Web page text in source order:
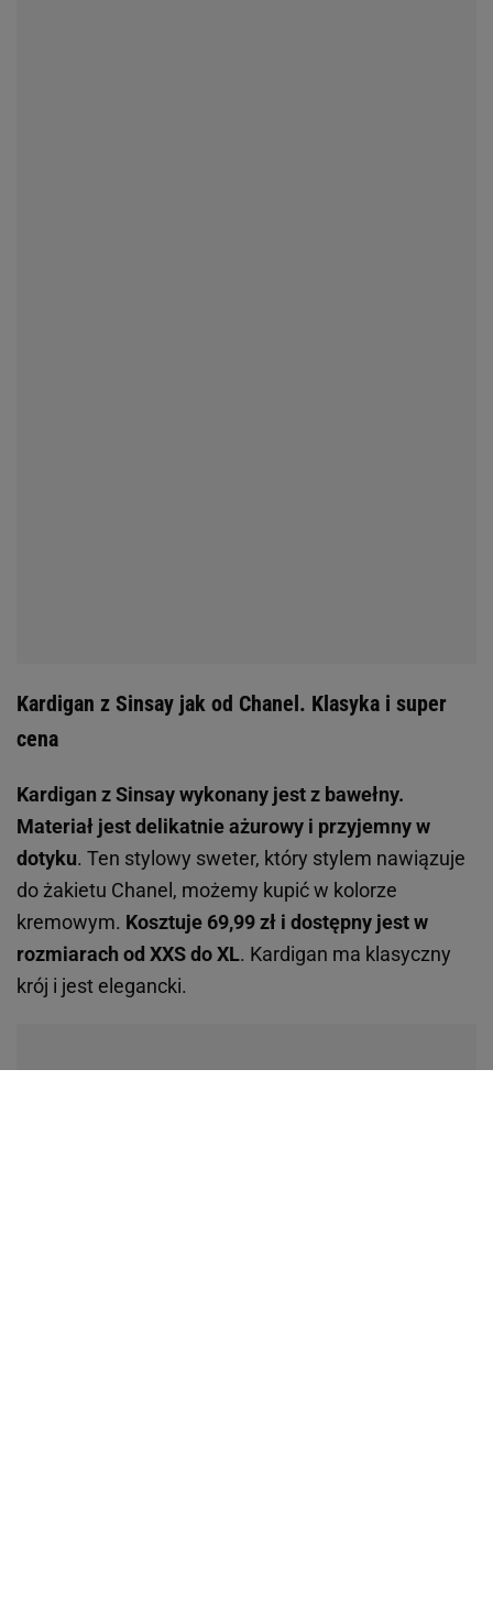
Kardigan z Sinsay jak od Chanel. Klasyka i super
cena
Kardigan z Sinsay wykonany jest z bawełny.
Materiał jest delikatnie ażurowy i przyjemny w
dotyku. Ten stylowy sweter, który stylem nawiązuje
do żakietu Chanel, możemy kupić w kolorze
kremowym. Kosztuje 69,99 zł i dostępny jest w
rozmiarach od XXS do XL. Kardigan ma klasyczny
krój i jest elegancki.